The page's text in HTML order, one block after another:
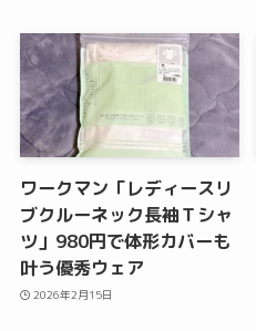
ワークマン「レディースリ
ブクルーネック長袖Ｔシャ
ツ」980円で体形カバーも
叶う優秀ウェア
2026年2月15日